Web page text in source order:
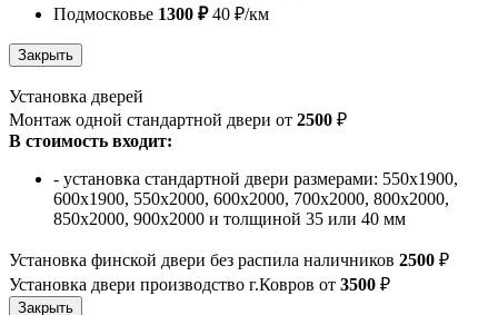
Подмосковье 1300 ₽40 ₽/км
Установка дверей
Монтаж одной стандартной двери от 2500 ₽
В стоимость входит:
- установка стандартной двери размерами: 550х1900,
600х1900, 550х2000, 600х2000, 700х2000, 800х2000,
850х2000, 900х2000 и толщиной 35 или 40 мм
Установка финской двери без распила наличников 2500 ₽
Установка двери производство г.Ковров от 3500 ₽